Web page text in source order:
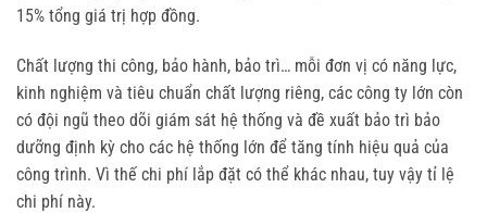
15% tổng giá trị hợp đồng.
Chất lượng thi công, bảo hành, bảo trì… mỗi đơn vị có năng lực,
kinh nghiệm và tiêu chuẩn chất lượng riêng, các công ty lớn còn
có đội ngũ theo dõi giám sát hệ thống và đề xuất bảo trì bảo
dưỡng định kỳ cho các hệ thống lớn để tăng tính hiệu quả của
công trình. Vì thế chi phí lắp đặt có thể khác nhau, tuy vậy tỉ lệ
chi phí này.